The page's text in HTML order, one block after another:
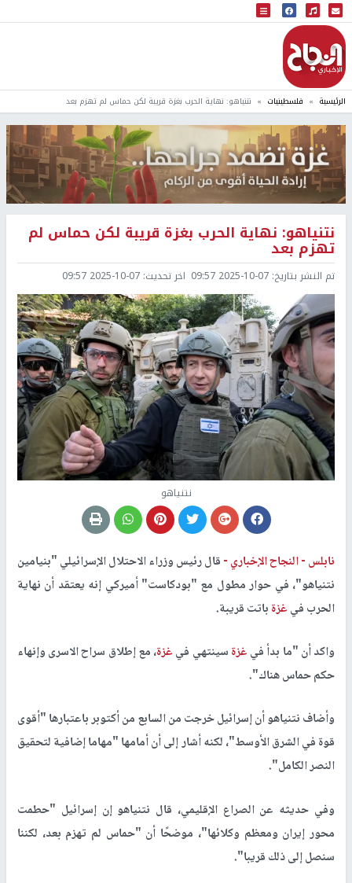
البث المباشر
إذاعة النجاح
الرئيسية فلسطينيات نتنياهو: نهاية الحرب بغزة قريبة لكن حماس لم تهزم بعد
نتنياهو: نهاية الحرب بغزة قريبة لكن حماس لم
تهزم بعد
تم النشر بتاريخ: 2025-10-07 09:57 اخر تحديث: 2025-10-07 09:57
نتنياهو
نابلس -النجاح الإخباري -قال رئيس وزراء الاحتلال الإسرائيلي "بنيامين
نتنياهو"، في حوار مطول مع "بودكاست" أميركي إنه يعتقد أن نهاية
الحرب فيغزةباتت قريبة.
واكد أن "ما بدأ فيغزةسينتهي فيغزة، مع إطلاق سراح الاسرى وإنهاء
حكم حماس هناك".
وأضاف نتنياهو أن إسرائيل خرجت من السابع من أكتوبر باعتبارها "أقوى
قوة في الشرق الأوسط"، لكنه أشار إلى أن أمامها "مهاما إضافية لتحقيق
النصر الكامل".
وفي حديثه عن الصراع الإقليمي، قال نتنياهو إن إسرائيل "حطمت
محور إيران ومعظم وكلائها"، موضحًا أن "حماس لم تهزم بعد، لكننا
سنصل إلى ذلك قريبا".